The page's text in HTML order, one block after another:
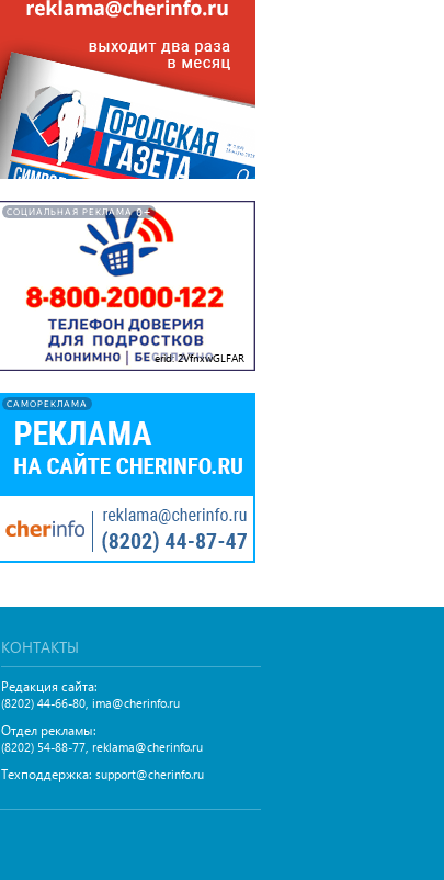
СОЦИАЛЬНАЯ РЕКЛАМА 0+
erid: 2VfnxwGLFAR
САМОРЕКЛАМА
КОНТАКТЫ
Редакция сайта:
(8202) 44-66-80, ima@cherinfo.ru
Отдел рекламы:
(8202) 54-88-77, reklama@cherinfo.ru
Техподдержка: support@cherinfo.ru